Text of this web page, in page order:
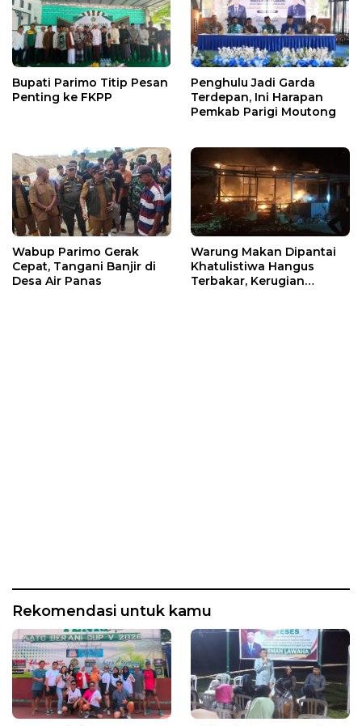
Bupati Parimo Titip Pesan
Penting ke FKPP
Penghulu Jadi Garda
Terdepan, Ini Harapan
Pemkab Parigi Moutong
Wabup Parimo Gerak
Cepat, Tangani Banjir di
Desa Air Panas
Warung Makan Dipantai
Khatulistiwa Hangus
Terbakar, Kerugian
Rekomendasi untuk kamu